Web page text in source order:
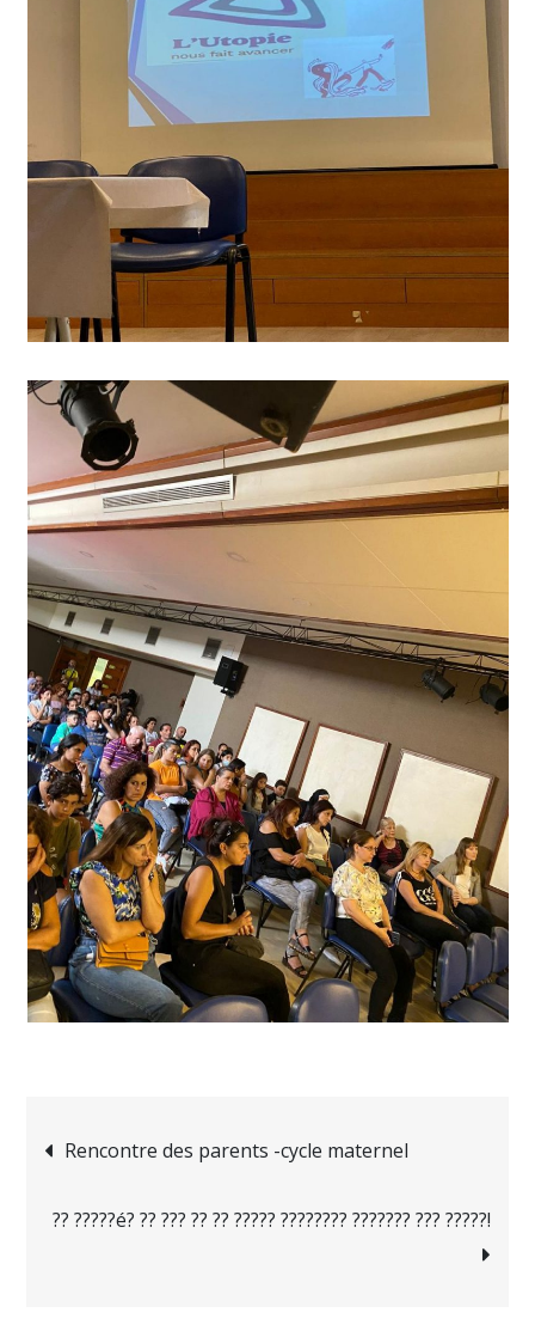
Navigation
de
Rencontre des parents -cycle maternel
?? ?????é? ?? ??? ?? ?? ????? ???????? ??????? ??? ?????!